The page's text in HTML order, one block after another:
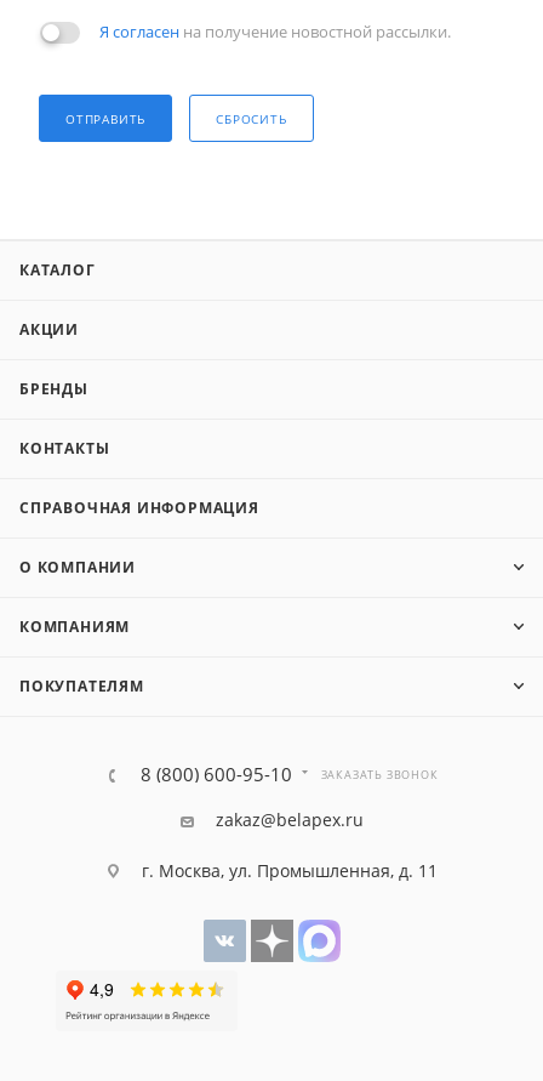
Я согласен на получение новостной рассылки.
ОТПРАВИТЬ СБРОСИТЬ
КАТАЛОГ
АКЦИИ
БРЕНДЫ
КОНТАКТЫ
СПРАВОЧНАЯ ИНФОРМАЦИЯ
О КОМПАНИИ
КОМПАНИЯМ
ПОКУПАТЕЛЯМ
8 (800) 600-95-10 ЗАКАЗАТЬ ЗВОНОК
zakaz@belapex.ru
г. Москва, ул. Промышленная, д. 11